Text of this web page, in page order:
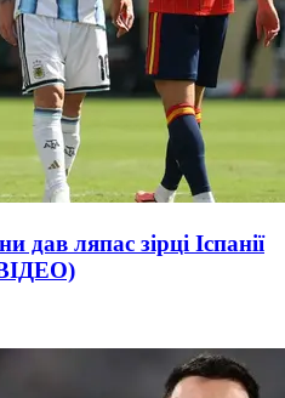
дав ляпас зірці Іспанії